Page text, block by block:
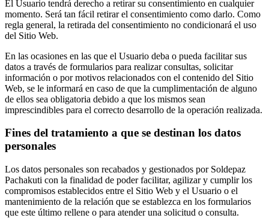
El Usuario tendrá derecho a retirar su consentimiento en cualquier
momento. Será tan fácil retirar el consentimiento como darlo. Como
regla general, la retirada del consentimiento no condicionará el uso
del Sitio Web.
En las ocasiones en las que el Usuario deba o pueda facilitar sus
datos a través de formularios para realizar consultas, solicitar
información o por motivos relacionados con el contenido del Sitio
Web, se le informará en caso de que la cumplimentación de alguno
de ellos sea obligatoria debido a que los mismos sean
imprescindibles para el correcto desarrollo de la operación realizada.
Fines del tratamiento a que se destinan los datos
personales
Los datos personales son recabados y gestionados por Soldepaz
Pachakuti con la finalidad de poder facilitar, agilizar y cumplir los
compromisos establecidos entre el Sitio Web y el Usuario o el
mantenimiento de la relación que se establezca en los formularios
que este último rellene o para atender una solicitud o consulta.